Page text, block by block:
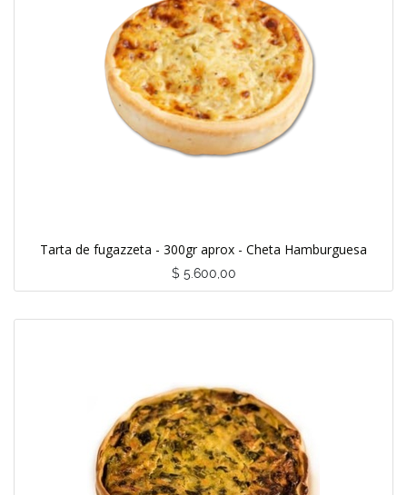
Tarta de fugazzeta - 300gr aprox - Cheta Hamburguesa
$ 5.600,00